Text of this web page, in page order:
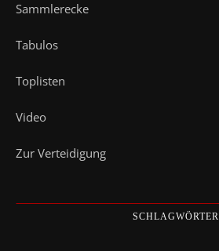
Sammlerecke
Tabulos
Toplisten
Video
Zur Verteidigung
SCHLAGWÖRTER